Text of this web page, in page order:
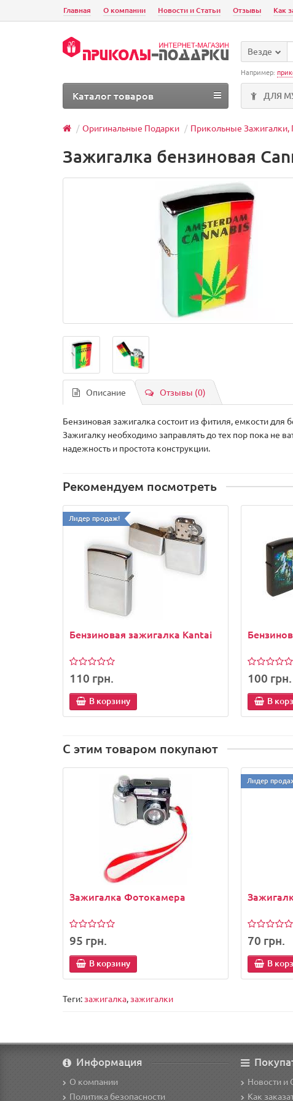
Главная О компании Новости и Статьи Отзывы Как
Везде
Например:
ДЛЯ
Каталог товаров
Оригинальные Подарки Прикольные
Зажигалка бензиновая
Описание Отзывы (0)
Бензиновая зажигалка состоит из фитиля, емкости
Зажигалку необходимо заправлять до тех пор пока не
надежность и простота конструкции.
Рекомендуем посмотреть
Лидер продаж!
Бензиновая зажигалка Kantai
110 грн.
В корзину
100 грн.
В
С этим товаром покупают
Зажигалка Фотокамера
95 грн.
В корзину
Лидер
70 грн.
В
Теги: зажигалка, зажигалки
Информация
О компании
Политика безопасности
Новости и
Как